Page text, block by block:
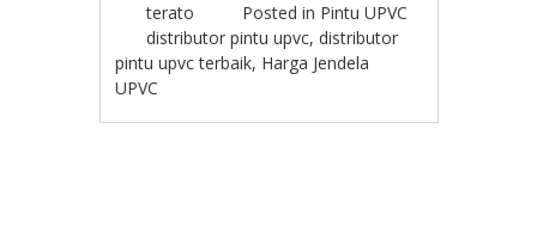
terato Posted in Pintu UPVC
distributor pintu upvc,distributor
pintu upvc terbaik, Harga Jendela
UPVC